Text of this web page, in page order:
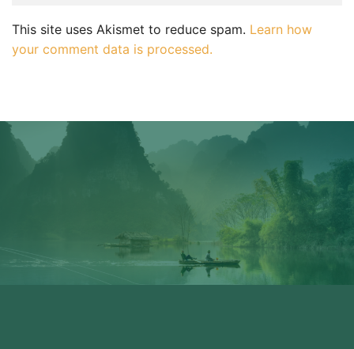
This site uses Akismet to reduce spam. Learn how
your comment data is processed.